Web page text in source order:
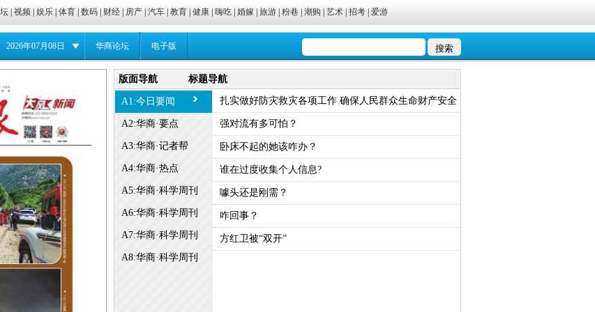
| 视频| 娱乐| 体育| 数码| 财经| 房产| 汽车| 教育| 健康| 嗨吃| 婚嫁| 旅游| 粉巷| 潮购 艺术| 招考| 爱游
2026年07月08日 华商论坛 电子版
版面导航 标题导航
A1:今日要闻
A2:华商·要点
A3:华商·记者帮
A4:华商·热点
A5:华商·科学周刊
A6:华商·科学周刊
A7:华商·科学周刊
A8:华商·科学周刊
扎实做好防灾救灾各项工作 确保人民群众生命财产安全
强对流有多可怕？
卧床不起的她该咋办？
谁在过度收集个人信息?
噱头还是刚需？
咋回事？
方红卫被“双开”